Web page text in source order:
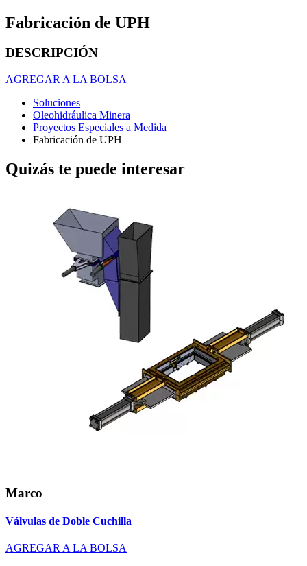
Fabricación de UPH
DESCRIPCIÓN
AGREGAR A LA BOLSA
Soluciones
Oleohidráulica Minera
Proyectos Especiales a Medida
Fabricación de UPH
Quizás te puede interesar
Marco
Válvulas de Doble Cuchilla
AGREGAR A LA BOLSA